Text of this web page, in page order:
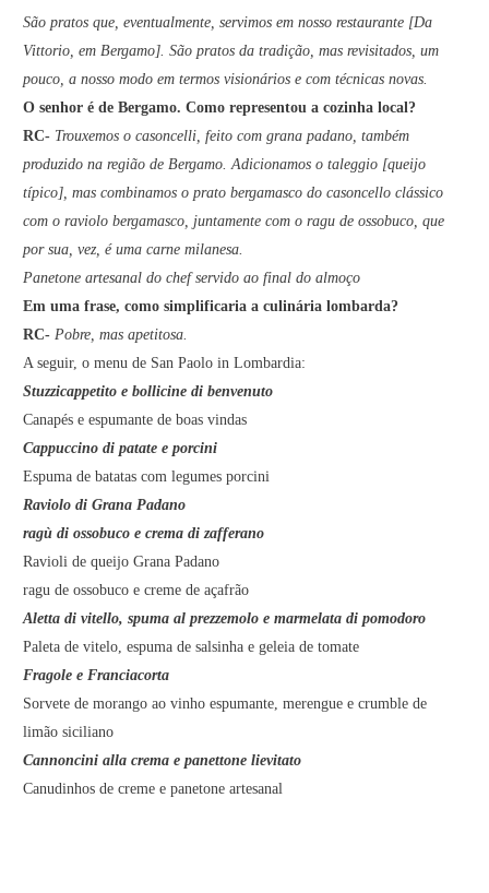
São pratos que, eventualmente, servimos em nosso restaurante [Da
Vittorio, em Bergamo]. São pratos da tradição, mas revisitados, um
pouco, a nosso modo em termos visionários e com técnicas novas.
O senhor é de Bergamo. Como representou a cozinha local?
RC- Trouxemos o casoncelli, feito com grana padano, também
produzido na região de Bergamo. Adicionamos o taleggio [queijo
típico], mas combinamos o prato bergamasco do casoncello clássico
com o raviolo bergamasco, juntamente com o ragu de ossobuco, que
por sua, vez, é uma carne milanesa.
Panetone artesanal do chef servido ao final do almoço
Em uma frase, como simplificaria a culinária lombarda?
RC- Pobre, mas apetitosa.
A seguir, o menu de San Paolo in Lombardia:
Stuzzicappetito e bollicine di benvenuto
Canapés e espumante de boas vindas
Cappuccino di patate e porcini
Espuma de batatas com legumes porcini
Raviolo di Grana Padano
ragù di ossobuco e crema di zafferano
Ravioli de queijo Grana Padano
ragu de ossobuco e creme de açafrão
Aletta di vitello, spuma al prezzemolo e marmelata di pomodoro
Paleta de vitelo, espuma de salsinha e geleia de tomate
Fragole e Franciacorta
Sorvete de morango ao vinho espumante, merengue e crumble de
limão siciliano
Cannoncini alla crema e panettone lievitato
Canudinhos de creme e panetone artesanal